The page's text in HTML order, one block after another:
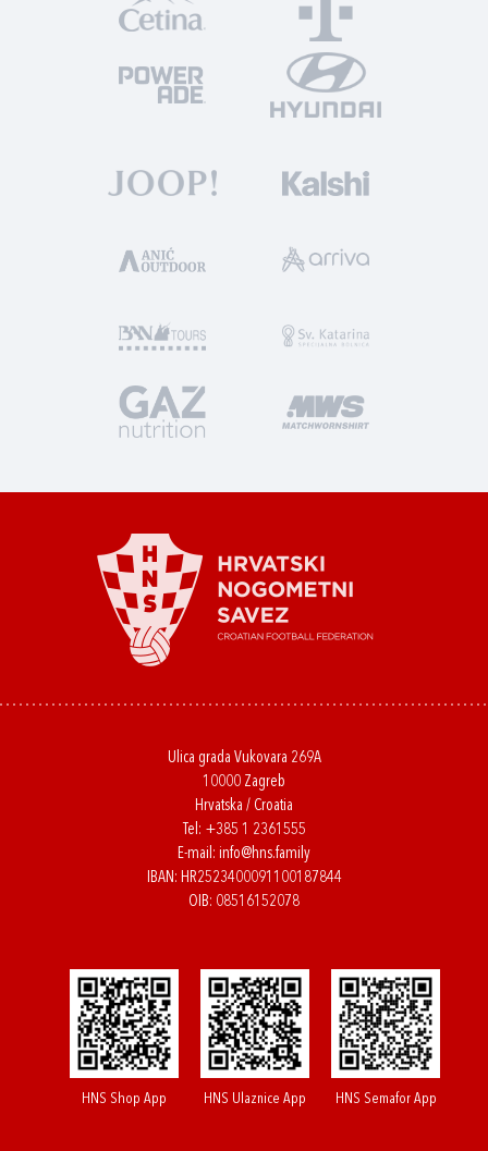
Ulica grada Vukovara 269A
10000 Zagreb
Hrvatska / Croatia
Tel: +385 1 2361555
E-mail: info@hns.family
IBAN: HR2523400091100187844
OIB: 08516152078
HNS Shop App HNS Ulaznice App HNS Semafor App